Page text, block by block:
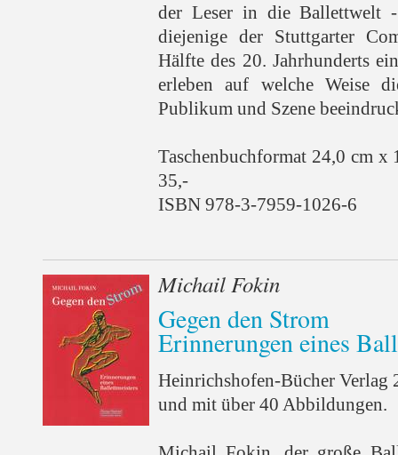
der Leser in die Ballettwelt
diejenige der Stuttgarter
Hälfte des 20. Jahrhunderts
erleben auf welche Weise
Publikum und Szene
Taschenbuchformat 24,0 cm
35,-
ISBN 978-3-7959-1026-6
Michail Fokin
Gegen den Strom
Erinnerungen eines
Heinrichshofen-Bücher Verlag
und mit über 40 Abbildungen.